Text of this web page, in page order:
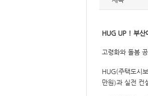
개
용,
키
드/
주
유
형,
저
HUG UP ! 부산
고령화와 돌봄
HUG(주택도시
만원)과 실전 컨